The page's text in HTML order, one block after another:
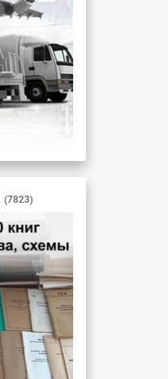
(7823)